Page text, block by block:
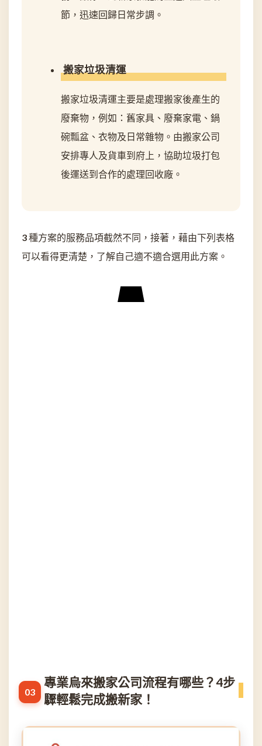
節，迅速回歸日常步調。
搬家垃圾清運
搬家垃圾清運主要是處理搬家後產生的
廢棄物，例如：舊家具、廢棄家電、鍋
碗瓢盆、衣物及日常雜物。由搬家公司
安排專人及貨車到府上，協助垃圾打包
後運送到合作的處理回收廠。
3 種方案的服務品項截然不同，接著，藉由下列表格
可以看得更清楚，了解自己適不適合選用此方案。
專業烏來搬家公司流程有哪些？4步
驟輕鬆完成搬新家！